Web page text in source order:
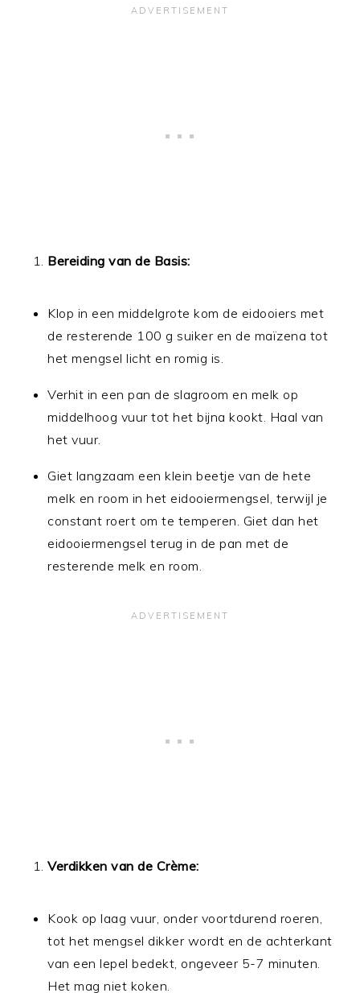
Bereiding van de Basis:
Klop in een middelgrote kom de eidooiers met
de resterende 100 g suiker en de maïzena tot
het mengsel licht en romig is.
Verhit in een pan de slagroom en melk op
middelhoog vuur tot het bijna kookt. Haal van
het vuur.
Giet langzaam een klein beetje van de hete
melk en room in het eidooiermengsel, terwijl je
constant roert om te temperen. Giet dan het
eidooiermengsel terug in de pan met de
resterende melk en room.
Verdikken van de Crème:
Kook op laag vuur, onder voortdurend roeren,
tot het mengsel dikker wordt en de achterkant
van een lepel bedekt, ongeveer 5-7 minuten.
Het mag niet koken.